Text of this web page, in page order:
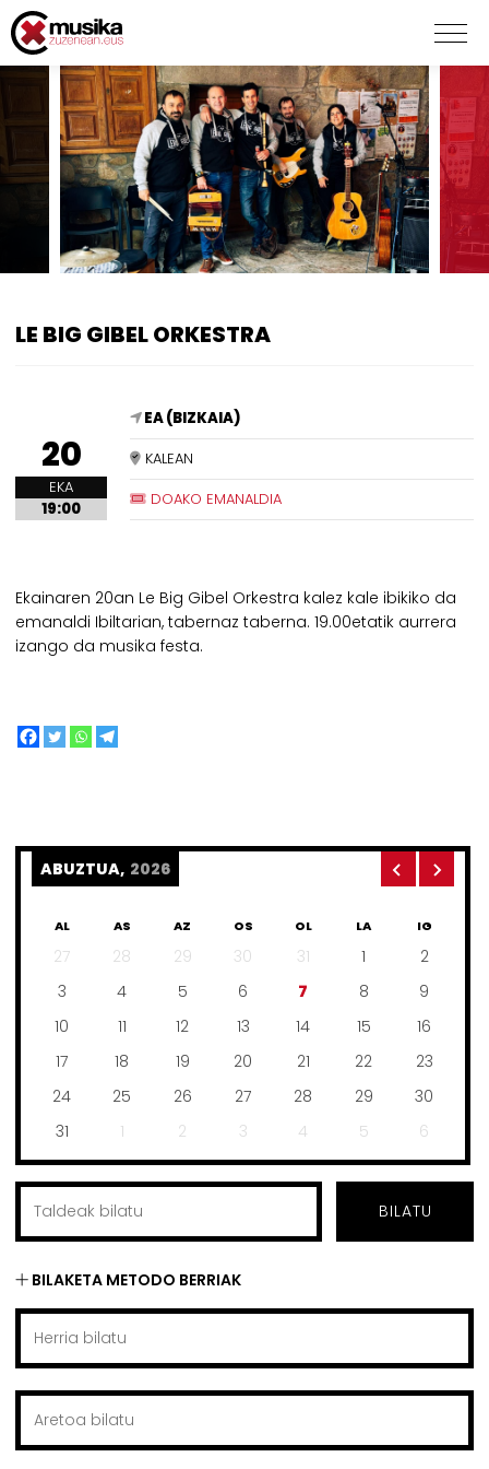
LE BIG GIBEL ORKESTRA
20
EKA
19:00
EA (BIZKAIA)
KALEAN
DOAKO EMANALDIA
Ekainaren 20an Le Big Gibel Orkestra kalez kale ibikiko da
emanaldi Ibiltarian, tabernaz taberna. 19.00etatik aurrera
izango da musika festa.
ABUZTUA, 2026
AL AS AZ OS OL LA IG
27 28 29 30 31 1
2
3
4 5 6 7 8
9
10
11 12 13 14 15
16
17
18 19 20 21 22
23
24
25 26 27 28 29
30
31
1 2 3 4 5 6
BILATU
BILAKETA METODO BERRIAK